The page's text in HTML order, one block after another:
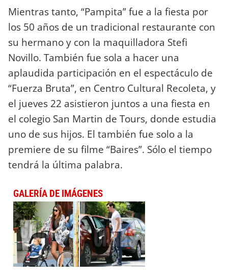
Mientras tanto, “Pampita” fue a la fiesta por
los 50 años de un tradicional restaurante con
su hermano y con la maquilladora Stefi
Novillo. También fue sola a hacer una
aplaudida participación en el espectáculo de
“Fuerza Bruta”, en Centro Cultural Recoleta, y
el jueves 22 asistieron juntos a una fiesta en
el colegio San Martin de Tours, donde estudia
uno de sus hijos. El también fue solo a la
premiere de su filme “Baires”. Sólo el tiempo
tendrá la última palabra.
GALERÍA DE IMÁGENES